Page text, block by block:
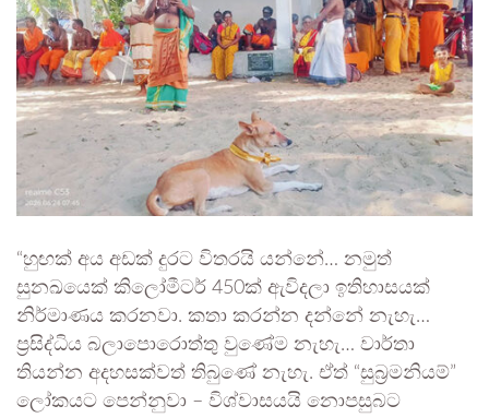
“හුඟක් අය අඩක් දුරට විතරයි යන්නේ… නමුත්
සුනඛයෙක් කිලෝමීටර් 450ක් ඇවිදලා ඉතිහාසයක්
නිර්මාණය කරනවා. කතා කරන්න දන්නේ නැහැ…
ප්‍රසිද්ධිය බලාපොරොත්තු වුණේම නැහැ… වාර්තා
තියන්න අදහසක්වත් තිබුණේ නැහැ. ඒත් “සුබ්‍රමනියම්”
ලෝකයට පෙන්නුවා – විශ්වාසයයි නොපසුබට